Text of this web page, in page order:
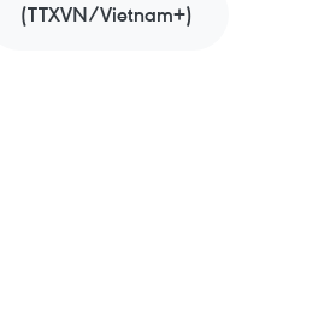
(TTXVN/Vietnam+)